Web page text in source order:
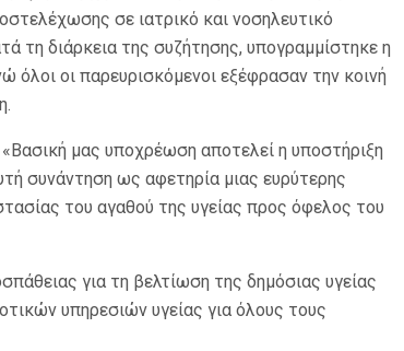
σε ιατρικό και νοσηλευτικό
τη διάρκεια της συζήτησης, υπογραμμίστηκε η
όλοι οι παρευρισκόμενοι εξέφρασαν την κοινή
μας υποχρέωση αποτελεί η υποστήριξη
συνάντηση ως αφετηρία μιας ευρύτερης
του αγαθού της υγείας προς όφελος του
για τη βελτίωση της δημόσιας υγείας
υπηρεσιών υγείας για όλους τους